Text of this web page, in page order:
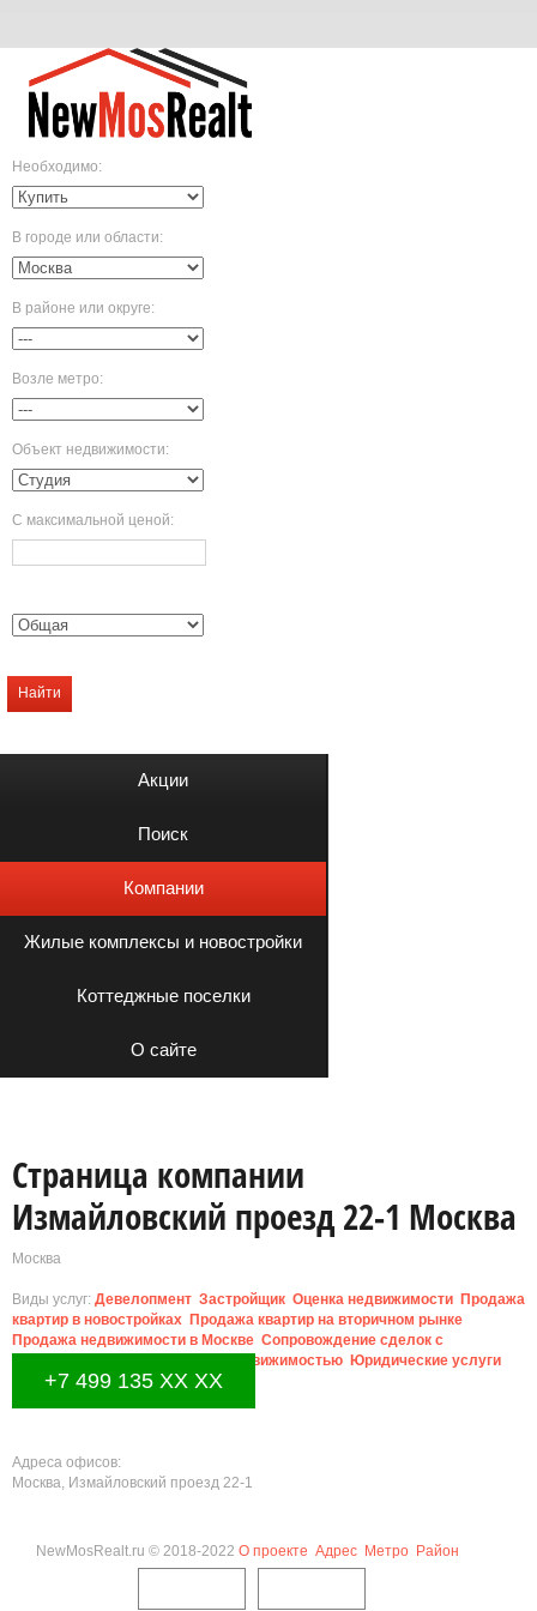
Необходимо:
В городе или области:
В районе или округе:
Возле метро:
Объект недвижимости:
С максимальной ценой:
Найти
Акции
Поиск
Компании
Жилые комплексы и новостройки
Коттеджные поселки
О сайте
Страница компании
Измайловский проезд 22-1 Москва
Москва
Виды услуг: Девелопмент Застройщик Оценка недвижимости Продажа
квартир в новостройках Продажа квартир на вторичном рынке
Продажа недвижимости в Москве Сопровождение сделок с
Управление недвижимостью Юридические услуги
+7 499 135 XX XX
Адреса офисов:
Москва, Измайловский проезд 22-1
NewMosRealt.ru © 2018-2022 О проекте Адрес Метро Район